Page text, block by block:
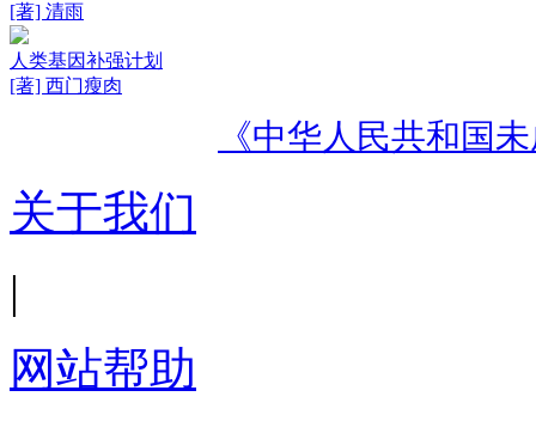
[著] 清雨
人类基因补强计划
[著] 西门瘦肉
《中华人民共和国
关于我们
|
网站帮助